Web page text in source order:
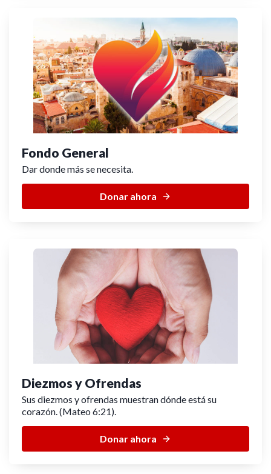
Fondo General
Dar donde más se necesita.
Donar ahora
Diezmos y Ofrendas
Sus diezmos y ofrendas muestran dónde está su
corazón. (Mateo 6:21).
Donar ahora